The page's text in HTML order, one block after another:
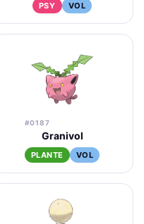
PSY VOL
#0187
Granivol
PLANTE VOL